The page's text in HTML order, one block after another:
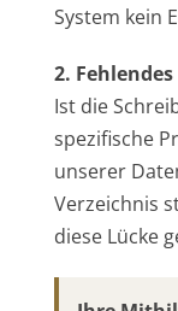
System kein
2.
Ist die
spezifische
unserer
Verzeichnis
diese Lücke